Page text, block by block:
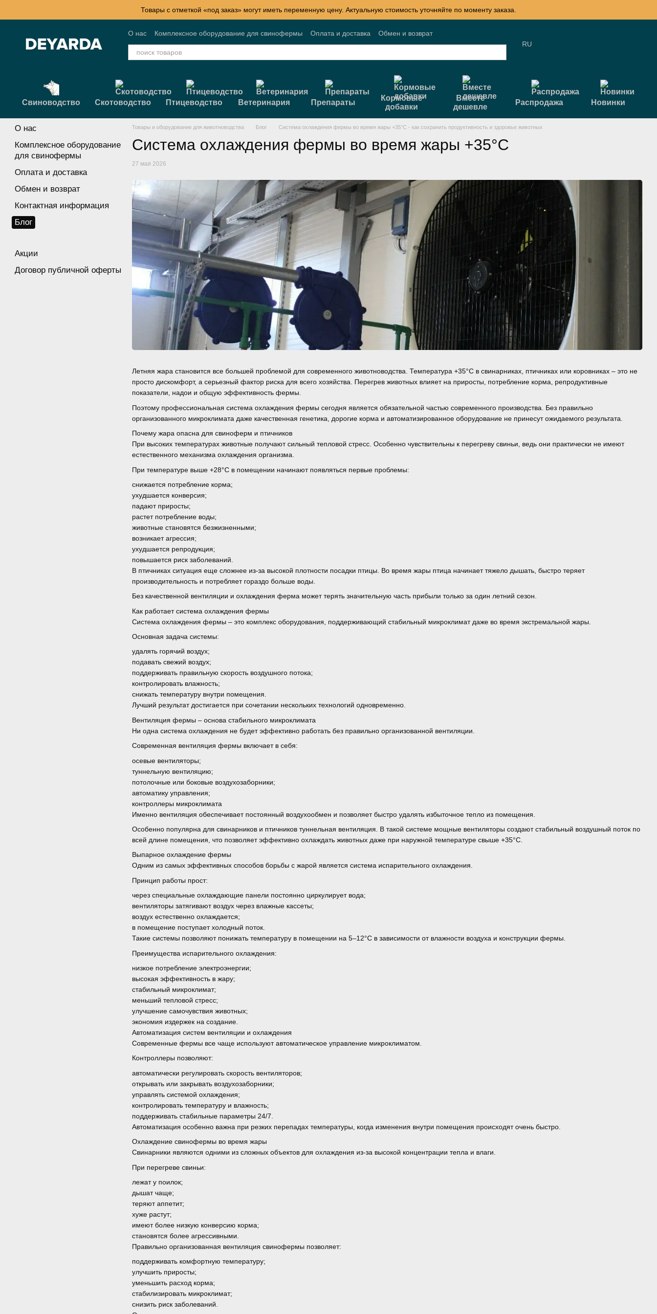
Товары с отметкой «под заказ» могут иметь переменную цену. Актуальную стоимость уточняйте по моменту заказа.
О нас Комплексное оборудование для свинофермы Оплата и доставка
Обмен и возврат
Контактная информация
Блог Акции Договор публичной оферты RU
Свиноводство Скотоводство Птицеводство Ветеринария Препараты
Кормовые
добавки
Вместе
дешевле
Распродажа Новинки
Товары и оборудование для животноводства Блог Система охлаждения фермы во время жары +35°C - как сохранить продуктивность и здоровье животных
Система охлаждения фермы во время жары +35°C
27 мая 2026
Летняя жара становится все большей проблемой для современного животноводства. Температура +35°C в свинарниках, птичниках или коровниках – это не
просто дискомфорт, а серьезный фактор риска для всего хозяйства. Перегрев животных влияет на приросты, потребление корма, репродуктивные
показатели, надои и общую эффективность фермы.
Поэтому профессиональная система охлаждения фермы сегодня является обязательной частью современного производства. Без правильно
организованного микроклимата даже качественная генетика, дорогие корма и автоматизированное оборудование не принесут ожидаемого результата.
Почему жара опасна для свиноферм и птичников
При высоких температурах животные получают сильный тепловой стресс. Особенно чувствительны к перегреву свиньи, ведь они практически не имеют
естественного механизма охлаждения организма.
При температуре выше +28°C в помещении начинают появляться первые проблемы:
снижается потребление корма;
ухудшается конверсия;
падают приросты;
растет потребление воды;
животные становятся безжизненными;
возникает агрессия;
ухудшается репродукция;
повышается риск заболеваний.
В птичниках ситуация еще сложнее из-за высокой плотности посадки птицы. Во время жары птица начинает тяжело дышать, быстро теряет
производительность и потребляет гораздо больше воды.
Без качественной вентиляции и охлаждения ферма может терять значительную часть прибыли только за один летний сезон.
Как работает система охлаждения фермы
Система охлаждения фермы – это комплекс оборудования, поддерживающий стабильный микроклимат даже во время экстремальной жары.
Основная задача системы:
удалять горячий воздух;
подавать свежий воздух;
поддерживать правильную скорость воздушного потока;
контролировать влажность;
снижать температуру внутри помещения.
Лучший результат достигается при сочетании нескольких технологий одновременно.
Вентиляция фермы – основа стабильного микроклимата
Ни одна система охлаждения не будет эффективно работать без правильно организованной вентиляции.
Современная вентиляция фермы включает в себя:
осевые вентиляторы;
туннельную вентиляцию;
потолочные или боковые воздухозаборники;
автоматику управления;
контроллеры микроклимата
Именно вентиляция обеспечивает постоянный воздухообмен и позволяет быстро удалять избыточное тепло из помещения.
Особенно популярна для свинарников и птичников туннельная вентиляция. В такой системе мощные вентиляторы создают стабильный воздушный поток по
всей длине помещения, что позволяет эффективно охлаждать животных даже при наружной температуре свыше +35°C.
Выпарное охлаждение фермы
Одним из самых эффективных способов борьбы с жарой является система испарительного охлаждения.
Принцип работы прост:
через специальные охлаждающие панели постоянно циркулирует вода;
вентиляторы затягивают воздух через влажные кассеты;
воздух естественно охлаждается;
в помещение поступает холодный поток.
Такие системы позволяют понижать температуру в помещении на 5–12°C в зависимости от влажности воздуха и конструкции фермы.
Преимущества испарительного охлаждения:
низкое потребление электроэнергии;
высокая эффективность в жару;
стабильный микроклимат;
меньший тепловой стресс;
улучшение самочувствия животных;
экономия издержек на создание.
Автоматизация систем вентиляции и охлаждения
Современные фермы все чаще используют автоматическое управление микроклиматом.
Контроллеры позволяют:
автоматически регулировать скорость вентиляторов;
открывать или закрывать воздухозаборники;
управлять системой охлаждения;
контролировать температуру и влажность;
поддерживать стабильные параметры 24/7.
Автоматизация особенно важна при резких перепадах температуры, когда изменения внутри помещения происходят очень быстро.
Охлаждение свинофермы во время жары
Свинарники являются одними из сложных объектов для охлаждения из-за высокой концентрации тепла и влаги.
При перегреве свиньи:
лежат у поилок;
дышат чаще;
теряют аппетит;
хуже растут;
имеют более низкую конверсию корма;
становятся более агрессивными.
Правильно организованная вентиляция свинофермы позволяет:
поддерживать комфортную температуру;
улучшить приросты;
уменьшить расход корма;
стабилизировать микроклимат;
снизить риск заболеваний.
О нас
Комплексное оборудование
для свинофермы
Оплата и доставка
Обмен и возврат
Контактная информация
Блог
Акции
Договор публичной оферты